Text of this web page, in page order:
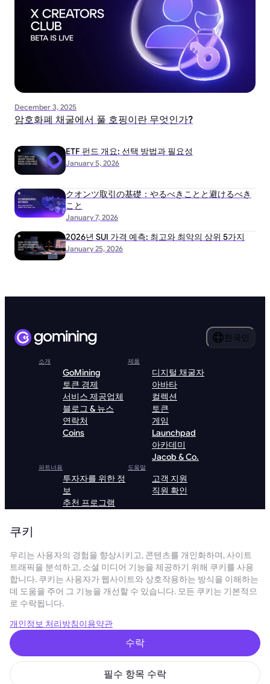
December 3, 2025
암호화폐 채굴에서 풀 호핑이란 무엇인가?
January 5, 2026
ETF 펀드 개요: 선택 방법과 필요성
January 7, 2026
クオンツ取引の基礎：やるべきことと避けるべき
こと
January 25, 2026
2026년 SUI 가격 예측: 최고와 최악의 상위 5가지
한국인
소개
GoMining
토큰 경제
서비스 제공업체
블로그 & 뉴스
연락처
Coins
제품
디지털 채굴자
아바타
컬렉션
토큰
게임
Launchpad
아카데미
Jacob & Co.
파트너용
투자자를 위한 정
보
추천 프로그램
Algorithms
호스팅
Institutional
도움말
고객 지원
직원 확인
GoMining 앱 다운로드
GoMining Lite 다운로드
쿠키
우리는 사용자의 경험을 향상시키고, 콘텐츠를 개인화하며, 사이트
트래픽을 분석하고, 소셜 미디어 기능을 제공하기 위해 쿠키를 사용
합니다. 쿠키는 사용자가 웹사이트와 상호작용하는 방식을 이해하는
데 도움을 주어 그 기능을 개선할 수 있습니다. 모든 쿠키는 기본적으
로 수락됩니다.
개인정보 처리방침이용약관
수락
필수 항목 수락